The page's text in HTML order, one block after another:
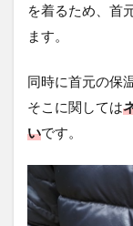
を着るため、首
ます。
同時に首元の保
そこに関しては
いです。